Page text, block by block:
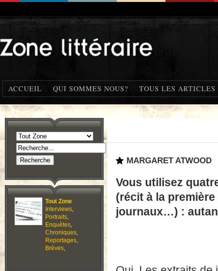
ACCUEIL QUI SOMMES NOUS? TOUS LES ARTICLES
Tout Zone
Interviews,
Portraits,
Enquêtes,
Chroniques,
Reportages,
Brèves,
MARGARET ATWOOD
Vous utilisez
(récit à la
journaux…) :